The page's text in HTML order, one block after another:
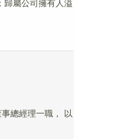
歸屬公司擁有人溢
總經理一職， 以